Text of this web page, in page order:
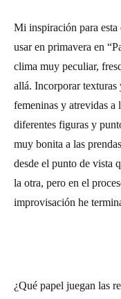
Mi inspiración para esta
usar en primavera en
clima muy peculiar,
allá. Incorporar texturas
femeninas y atrevidas a
diferentes figuras y
muy bonita a las
desde el punto de vista
la otra, pero en el
improvisación he
¿Qué papel juegan las